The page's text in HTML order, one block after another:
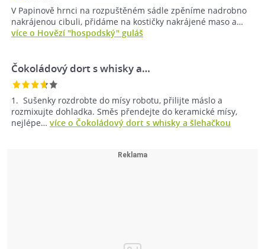
V Papinově hrnci na rozpuštěném sádle zpěníme nadrobno
nakrájenou cibuli, přidáme na kostičky nakrájené maso a…
více o Hovězí "hospodský" guláš
Čokoládový dort s whisky a…
1. Sušenky rozdrobte do mísy robotu, přilijte máslo a
rozmixujte dohladka. Směs přendejte do keramické mísy,
nejlépe… více o Čokoládový dort s whisky a šlehačkou